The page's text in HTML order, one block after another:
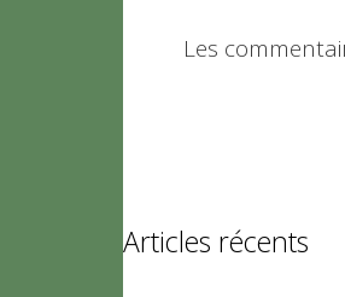
Les
Articles récents